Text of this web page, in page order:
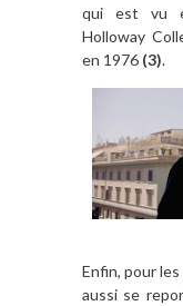
qui est vu
Holloway
en 1976 (3).
Enfin, pour
aussi se